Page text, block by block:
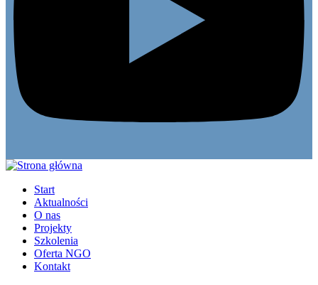
Start
Aktualności
O nas
Projekty
Szkolenia
Oferta NGO
Kontakt